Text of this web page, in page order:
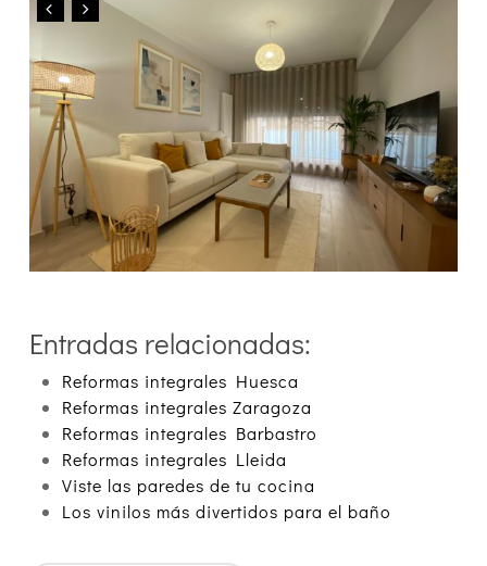
Entradas relacionadas:
Reformas integrales Huesca
Reformas integrales Zaragoza
Reformas integrales Barbastro
Reformas integrales Lleida
Viste las paredes de tu cocina
Los vinilos más divertidos para el baño